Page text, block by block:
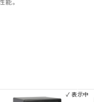
能。
✓ 表示中